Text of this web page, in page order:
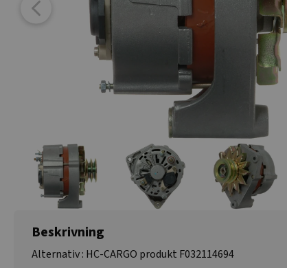
Beskrivning
Alternativ : HC-CARGO produkt F032114694